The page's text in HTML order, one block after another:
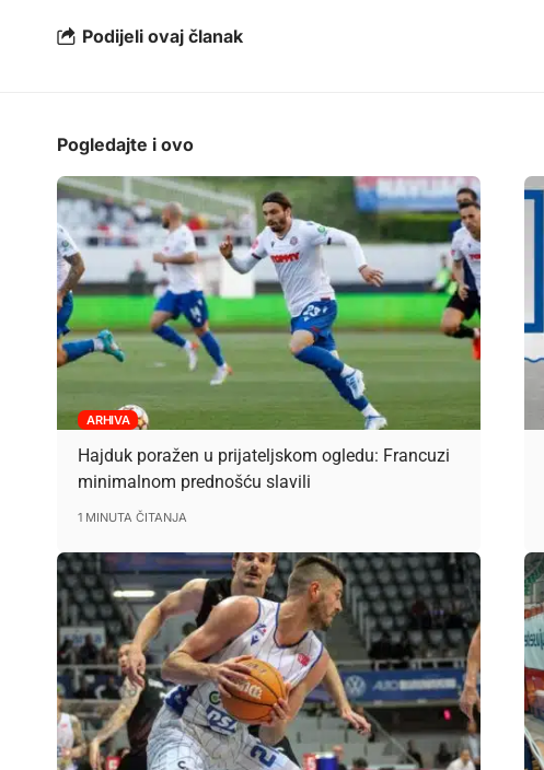
Podijeli ovaj članak
Pogledajte i ovo
ARHIVA
Hajduk poražen u prijateljskom ogledu: Francuzi
minimalnom prednošću slavili
1 MINUTA ČITANJA